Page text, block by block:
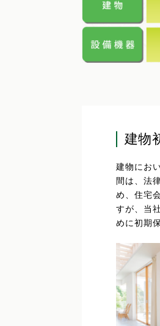
建物
建物にお
間は、法
め、住宅
すが、当
めに初期